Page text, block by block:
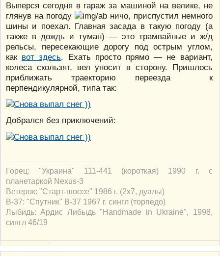
Выперся сегодня в гараж за машиной на велике, не
глянув на погоду
ничо, приспустил немного
шины и поехал. Главная засада в такую погоду (а
также в дождь и туман) — это трамвайные и ж/д
рельсы, пересекающие дорогу под острым углом,
как вот здесь. Ехать просто прямо — не вариант,
колеса скользят, вел уносит в сторону. Пришлось
приближать траекторию переезда к
перпендикулярной, типа так:
Добрался без приключений:
Горец: "Украина" 111-441 (короткая) 1990 г. с
планетаркой Nexus-3
Ветерок: "Старт-шоссе" 1986 г. (2х7, дуалы)
В-37: "Спутник" В-37 1967 г. сингл (торпедо)
Лыбидь: Ардис Либыдь "Handmade in Ukraine", 1998,
сингл 46/19